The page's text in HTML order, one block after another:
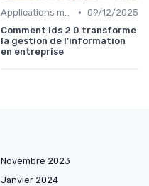
Applications métiers • 09/12/2025
Comment ids 2 0 transforme
la gestion de l’information
en entreprise
Novembre 2023
Janvier 2024